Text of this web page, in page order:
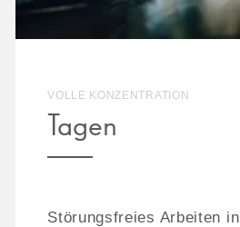
VOLLE KONZENTRATION
Tagen
Störungsfreies Arbeiten in